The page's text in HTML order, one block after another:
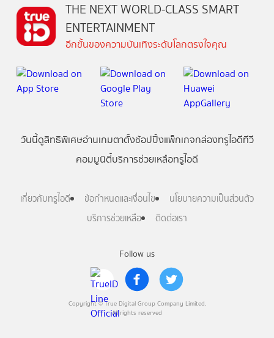
Follow us
Copyright © True Digital Group Company Limited.
All rights reserved
THE NEXT WORLD-CLASS SMART
ENTERTAINMENT
อีกขั้นของความบันเทิงระดับโลกตรงใจคุณ
วันนี้ดูสิทธิพิเศษอ่านเกมตาตั้งช้อปปิ้งแพ็กเกจกล่องทรูไอดีทีวี
คอมมูนิตี้บริการช่วยเหลือทรูไอดี
เกี่ยวกับทรูไอดี ข้อกำหนดและเงื่อนไข
นโยบายความเป็นส่วนตัว
บริการช่วยเหลือ
ติดต่อเรา